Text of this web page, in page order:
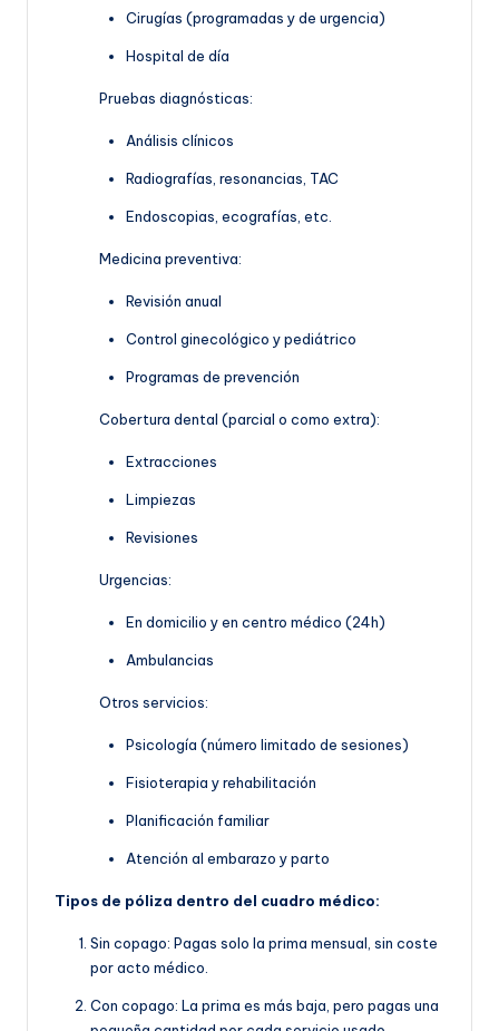
Cirugías (programadas y de urgencia)
Hospital de día
Pruebas diagnósticas:
Análisis clínicos
Radiografías, resonancias, TAC
Endoscopias, ecografías, etc.
Medicina preventiva:
Revisión anual
Control ginecológico y pediátrico
Programas de prevención
Cobertura dental (parcial o como extra):
Extracciones
Limpiezas
Revisiones
Urgencias:
En domicilio y en centro médico (24h)
Ambulancias
Otros servicios:
Psicología (número limitado de sesiones)
Fisioterapia y rehabilitación
Planificación familiar
Atención al embarazo y parto
Tipos de póliza dentro del cuadro médico:
Sin copago: Pagas solo la prima mensual, sin coste
por acto médico.
Con copago: La prima es más baja, pero pagas una